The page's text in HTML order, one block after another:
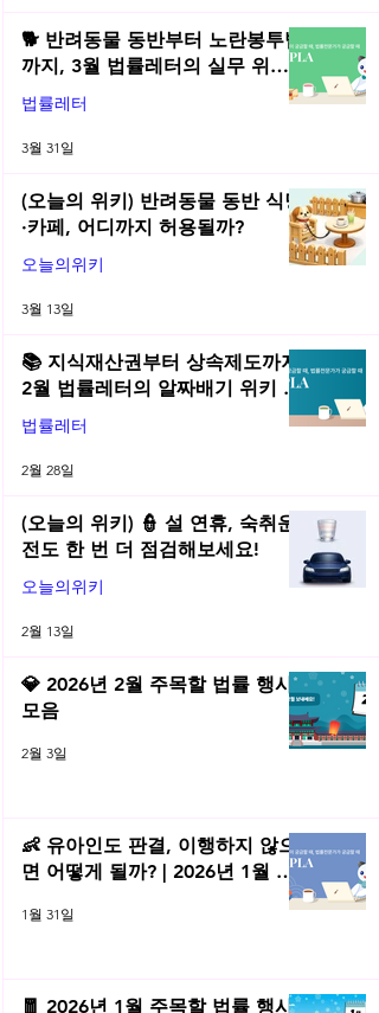
🐕 반려동물 동반부터 노란봉투법
까지, 3월 법률레터의 실무 위키
총정리! | 2026년 3월 네플라 법률
레터
법률레터
3월 31일
(오늘의 위키) 반려동물 동반 식당
·카페, 어디까지 허용될까?
오늘의위키
3월 13일
📚 지식재산권부터 상속제도까지,
2월 법률레터의 알짜배기 위키 모
음! | 2026년 2월 네플라 법률레터
법률레터
2월 28일
(오늘의 위키) 👮 설 연휴, 숙취운
전도 한 번 더 점검해보세요!
오늘의위키
2월 13일
💎 2026년 2월 주목할 법률 행사
모음
2월 3일
👶 유아인도 판결, 이행하지 않으
면 어떻게 될까? | 2026년 1월 네
1월 31일
🧧 2026년 1월 주목할 법률 행사